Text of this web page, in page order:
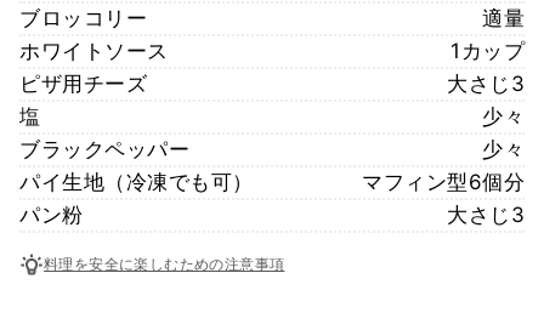
ブロッコリー
適量
ホワイトソース
1カップ
ピザ用チーズ
大さじ3
塩
少々
ブラックペッパー
少々
パイ生地（冷凍でも可）
マフィン型6個分
パン粉
大さじ3
料理を安全に楽しむための注意事項